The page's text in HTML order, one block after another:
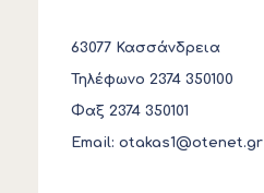
63077 Κασσάνδρεια
Τηλέφωνο 2374 350100
Φαξ 2374 350101
Email: otakas1@otenet.gr